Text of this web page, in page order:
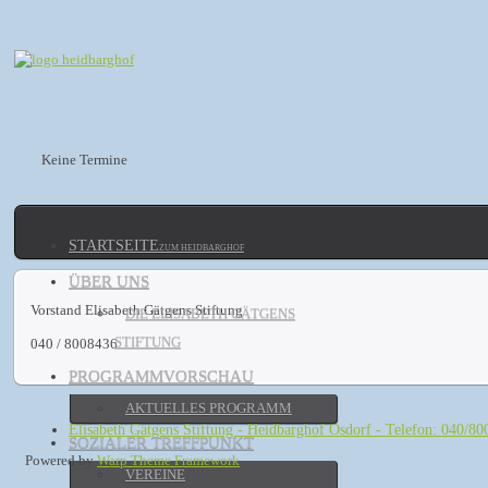
Keine Termine
STARTSEITEZUM HEIDBARGHOF
ÜBER UNS
DIE ELISABETH GÄTGENS
STIFTUNG
PROGRAMMVORSCHAU
AKTUELLES PROGRAMM
SOZIALER TREFFPUNKT
VEREINE
Vorstand Elisabeth Gätgens Stiftung
040 / 8008436
سكس
Elisabeth Gätgens Stiftung - Heidbarghof Osdorf - Telefon: 040/
Powered byWarp Theme Framework